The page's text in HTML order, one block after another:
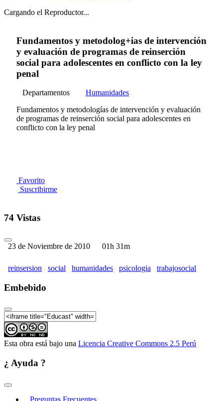
Cargando el Reproductor...
Fundamentos y metodolog+ias de intervención
y evaluación de programas de reinserción
social para adolescentes en conflicto con la ley
penal
Departamentos
Humanidades
Fundamentos y metodologías de intervención y evaluación
de programas de reinserción social para adolescentes en
conflicto con la ley penal
Favorito
Suscribirme
74 Vistas
23 de Noviembre de 2010 01h 31m
reinsersion social humanidades psicologia trabajosocial
Embebido
Esta obra está bajo una Licencia Creative Commons 2.5 Perú
¿ Ayuda ?
Preguntas Frecuentes